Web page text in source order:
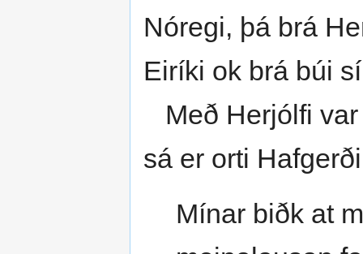
Nóregi, þá brá
Eiríki ok brá búi
Með Herjólfi var
sá er orti
Mínar biðk at